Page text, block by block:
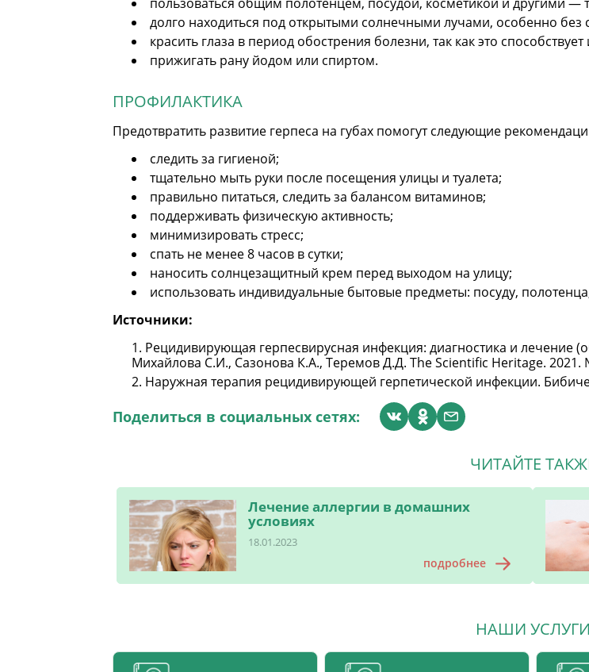
долго находиться под открытыми солнечными лучами, особенно без
красить глаза в период обострения болезни, так как это
прижигать рану йодом или спиртом.
ПРОФИЛАКТИКА
Предотвратить развитие герпеса на губах помогут следующие
следить за гигиеной;
тщательно мыть руки после посещения улицы и туалета;
правильно питаться, следить за балансом витаминов;
поддерживать физическую активность;
минимизировать стресс;
спать не менее 8 часов в сутки;
наносить солнцезащитный крем перед выходом на улицу;
использовать индивидуальные бытовые предметы: посуду,
Источники:
Рецидивирующая герпесвирусная инфекция: диагностика и лечение
Михайлова С.И., Сазонова К.А., Теремов Д.Д. The Scientific Heritage. 2021.
Наружная терапия рецидивирующей герпетической инфекции.
Поделиться в социальных сетях:
ЧИТАЙТЕ
Лечение аллергии в домашних
условиях
18.01.2023
подробнее
НАШИ УСЛУГИ